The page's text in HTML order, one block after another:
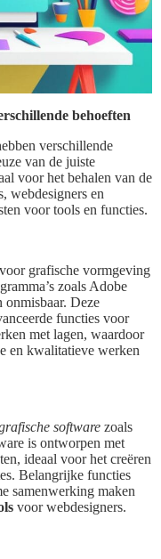
behoeften
verschillende
van de juiste
voor het behalen van de
webdesigners en
voor tools en functies.
grafische vormgeving
zoals Adobe
Deze
functies voor
met lagen, waardoor
en kwalitatieve werken
software zoals
is ontworpen met
ideaal voor het creëren
Belangrijke functies
samenwerking maken
voor webdesigners.